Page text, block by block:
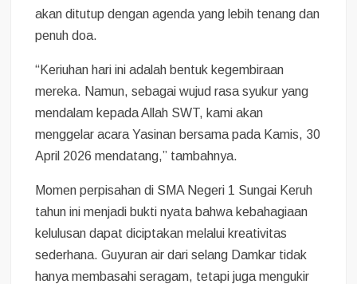
akan ditutup dengan agenda yang lebih tenang dan
penuh doa.
“Keriuhan hari ini adalah bentuk kegembiraan
mereka. Namun, sebagai wujud rasa syukur yang
mendalam kepada Allah SWT, kami akan
menggelar acara Yasinan bersama pada Kamis, 30
April 2026 mendatang,” tambahnya.
Momen perpisahan di SMA Negeri 1 Sungai Keruh
tahun ini menjadi bukti nyata bahwa kebahagiaan
kelulusan dapat diciptakan melalui kreativitas
sederhana. Guyuran air dari selang Damkar tidak
hanya membasahi seragam, tetapi juga mengukir